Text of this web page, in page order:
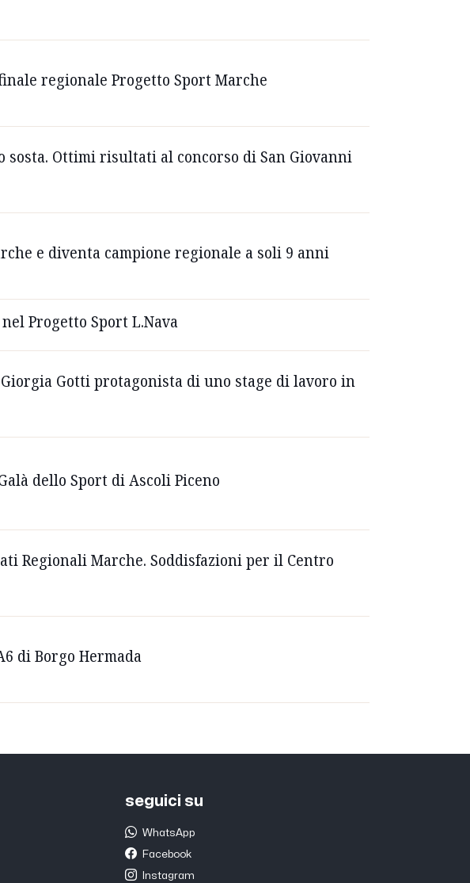
regionale Progetto Sport Marche
sosta. Ottimi risultati al concorso di San Giovanni
e diventa campione regionale a soli 9 anni
Progetto Sport L.Nava
Gotti protagonista di uno stage di lavoro in
dello Sport di Ascoli Piceno
Regionali Marche. Soddisfazioni per il Centro
di Borgo Hermada
seguici su
WhatsApp
Facebook
Instagram